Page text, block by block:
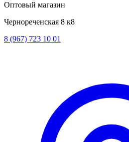
Оптовый магазин
Чернореченская 8 к8
8 (967) 723 10 01